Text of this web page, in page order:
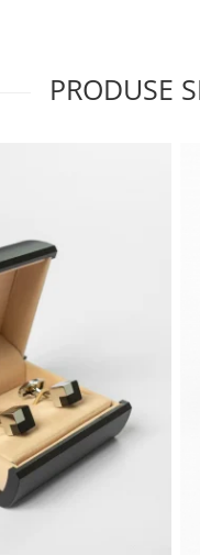
PRODUSE